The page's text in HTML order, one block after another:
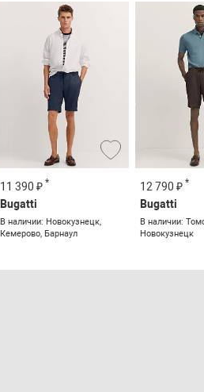
11 390 ₽ *
Bugatti
В наличии: Новокузнецк,
Кемерово, Барнаул
12 790 ₽ *
Bugatti
В наличии:
Новокузнецк